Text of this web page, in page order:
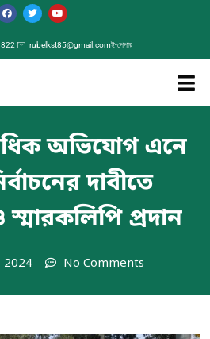
rubelkst85@gmail.comই-পেপার
অভিযোগ এনে
দাবীতে
প্রদান
2024 No Comments